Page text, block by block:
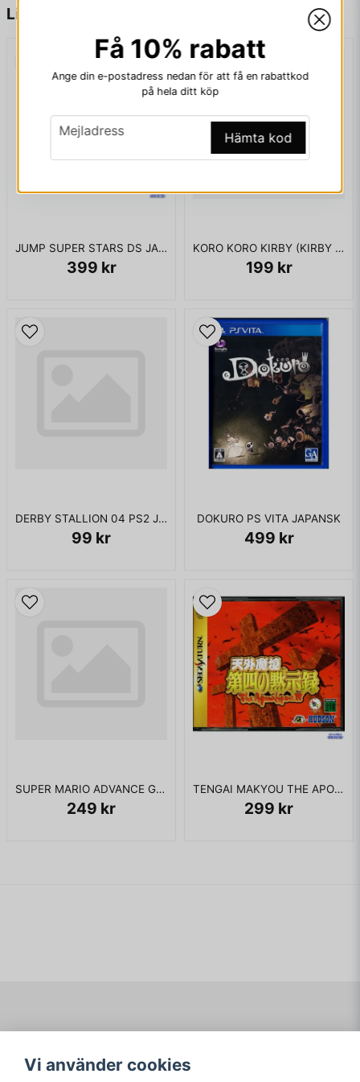
Liknande produkter
JUMP SUPER STARS DS JAPANSK
399 kr
KORO KORO KIRBY (KIRBY TILT N TUMBLE GBC JAPANSK
199 kr
DERBY STALLION 04 PS2 JAPANSK
99 kr
DOKURO PS VITA JAPANSK
499 kr
SUPER MARIO ADVANCE GBA JAPANSK
249 kr
TENGAI MAKYOU THE APOCALYPSE IV SATURN JAPANSK
299 kr
to travel to different time periods and change the history of
ENDAST KASSETT
Mejladress
Få 10% rabatt
Ange din e-postadress nedan för att få en rabattkod
på hela ditt köp
email
Mejladress Hämta kod
Köpvillkor
Logga in
Vi använder cookies